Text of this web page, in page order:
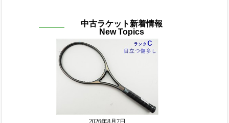
中古ラケット新着情報
New Topics